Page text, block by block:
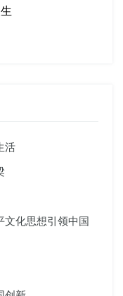
活
化思想引领中国